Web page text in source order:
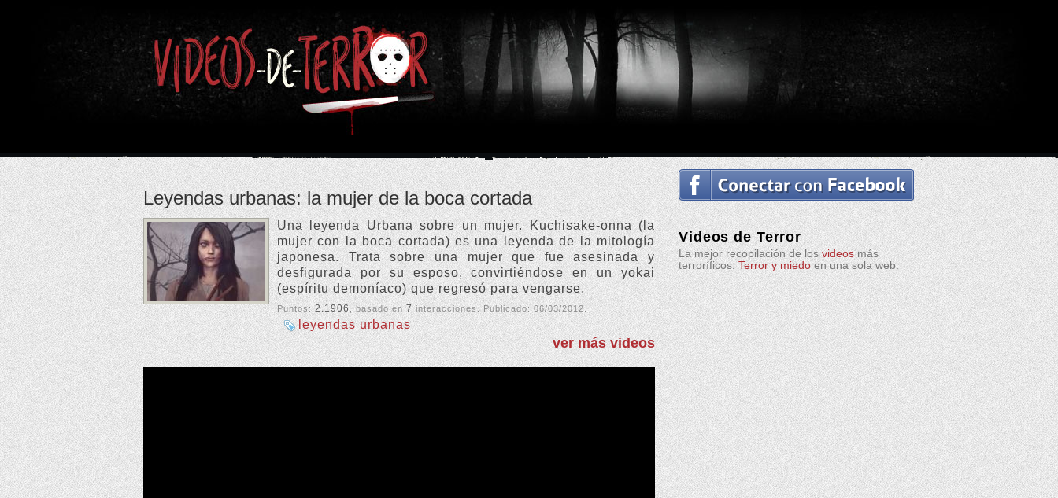
Videos de Terror
La mejor recopilación de losvideosmás
terroríficos.Terror y miedoen una sola web.
Leyendas urbanas: la mujer de la boca cortada
Una leyenda Urbana sobre un mujer. Kuchisake-onna (la
mujer con la boca cortada) es una leyenda de la mitología
japonesa. Trata sobre una mujer que fue asesinada y
desfigurada por su esposo, convirtiéndose en un yokai
(espíritu demoníaco) que regresó para vengarse.
Puntos:2.1906 , basado en7interacciones. Publicado: 06/03/2012.
leyendas urbanas
ver más videos